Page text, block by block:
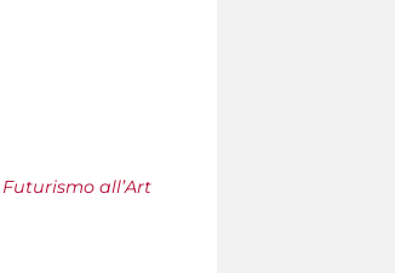
all’Art